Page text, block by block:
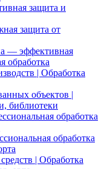
защита и
защита от
— эффективная
обработка
| Обработка
объектов |
библиотеки
обработка
обработка
| Обработка